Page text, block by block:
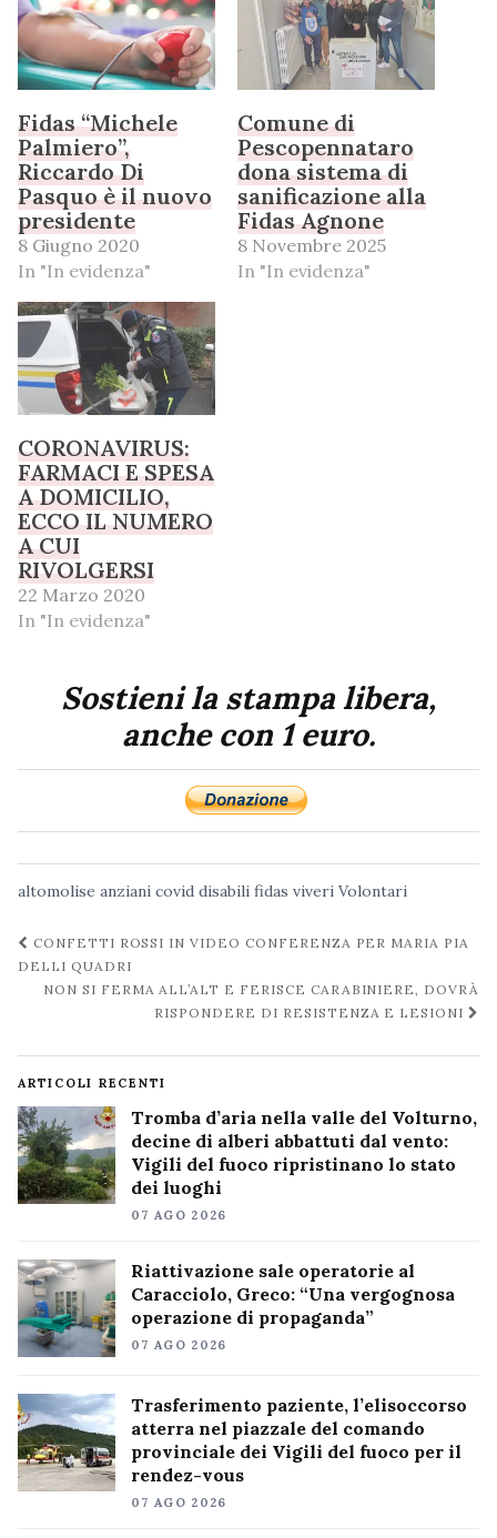
Fidas “Michele
Palmiero”,
Riccardo Di
Pasquo è il nuovo
presidente
8 Giugno 2020
In "In evidenza"
Comune di
Pescopennataro
dona sistema di
sanificazione alla
Fidas Agnone
8 Novembre 2025
In "In evidenza"
CORONAVIRUS:
FARMACI E SPESA
A DOMICILIO,
ECCO IL NUMERO
A CUI
RIVOLGERSI
22 Marzo 2020
In "In evidenza"
Sostieni la stampa libera,
anche con 1 euro.
altomolise anziani covid disabili fidas viveri Volontari
Navigazione
post
CONFETTI ROSSI IN VIDEO CONFERENZA PER MARIA PIA
DELLI QUADRI
NON SI FERMA ALL’ALT E FERISCE CARABINIERE, DOVRÀ
RISPONDERE DI RESISTENZA E LESIONI
ARTICOLI RECENTI
Tromba d’aria nella valle del Volturno,
decine di alberi abbattuti dal vento:
Vigili del fuoco ripristinano lo stato
dei luoghi
07 AGO 2026
Riattivazione sale operatorie al
Caracciolo, Greco: “Una vergognosa
operazione di propaganda”
07 AGO 2026
Trasferimento paziente, l’elisoccorso
atterra nel piazzale del comando
provinciale dei Vigili del fuoco per il
rendez-vous
07 AGO 2026